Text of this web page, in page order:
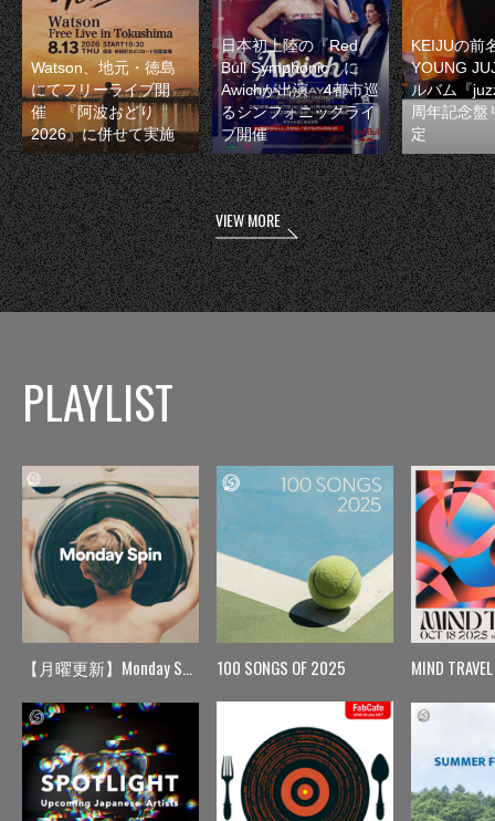
Watson、地元・徳島
にてフリーライブ開
催 『阿波おどり
2026』に併せて実施
日本初上陸の『Red
Bull Symphonic』に
Awichが出演 4都市巡
るシンフォニックライ
ブ開催
KEIJUの前
YOUNG
ルバム『
周年記念盤
定
VIEW MORE
PLAYLIST
【月曜更新】Monday Spin 100 SONGS OF 2025 MIND TRAVEL